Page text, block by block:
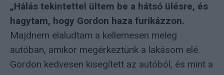
„Hálás tekintettel ültem be a hátsó ülésre, és
hagytam, hogy Gordon haza furikázzon.
Majdnem elaludtam a kellemesen meleg
autóban, amikor megérkeztünk a lakásom elé.
Gordon kedvesen kisegített az autóból, és mint a